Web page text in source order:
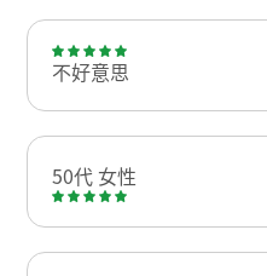
不好意思
50代 女性